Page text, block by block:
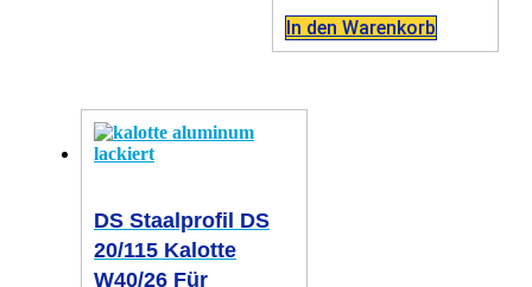
In den Warenkorb
DS Staalprofil DS
20/115 Kalotte
W40/26 Für